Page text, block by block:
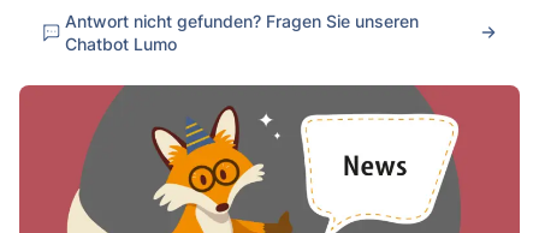
Antwort nicht gefunden? Fragen Sie unseren
Chatbot Lumo